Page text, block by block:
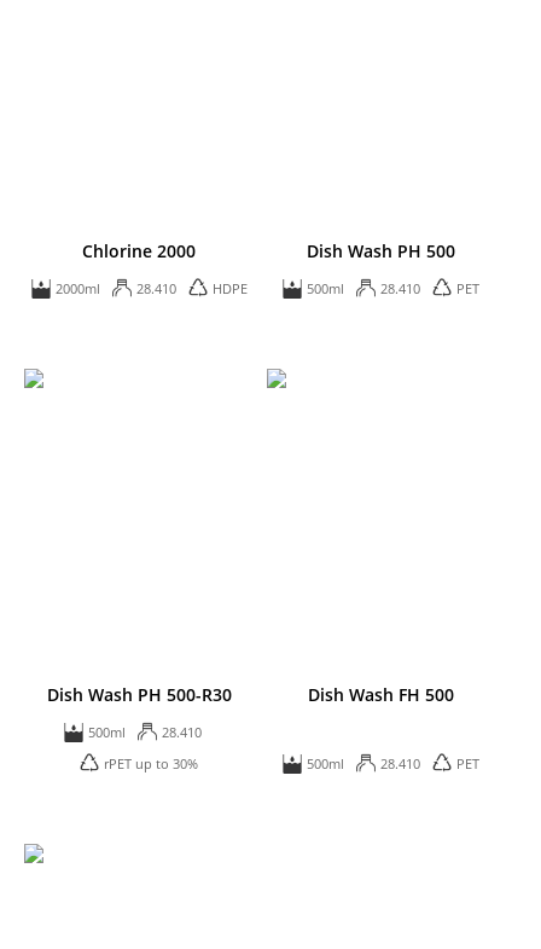
Chlorine 2000
2000ml 28.410 HDPE
Dish Wash PH 500
500ml 28.410 PET
Dish Wash PH 500-R30
500ml
28.410
rPET up to 30%
Dish Wash FH 500
500ml 28.410 PET